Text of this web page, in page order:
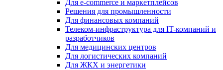
Для e-commerce и маркетплейсов
Решения для промышленности
Для финансовых компаний
Телеком-инфраструктура для IT-компаний и
разработчиков
Для медицинских центров
Для логистических компаний
Для ЖКХ и энергетики